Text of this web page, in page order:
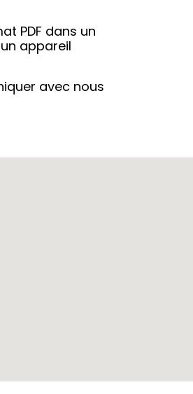
PDF dans un
appareil
avec nous